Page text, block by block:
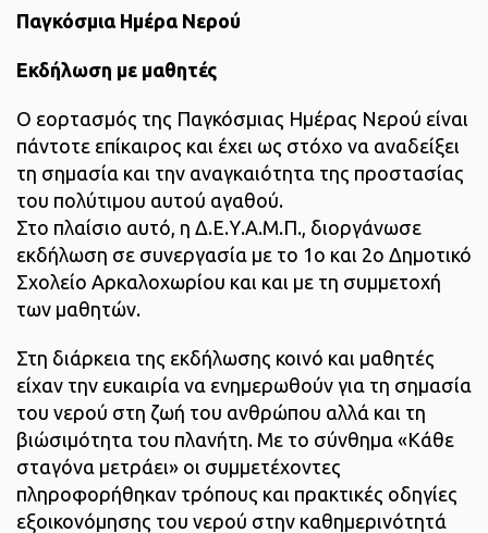
Παγκόσμια Ημέρα Νερού
Εκδήλωση με μαθητές
Ο εορτασμός της Παγκόσμιας Ημέρας Νερού είναι
πάντοτε επίκαιρος και έχει ως στόχο να αναδείξει
τη σημασία και την αναγκαιότητα της προστασίας
του πολύτιμου αυτού αγαθού.
Στo πλαίσιo αυτό, η Δ.Ε.Υ.Α.Μ.Π., διοργάνωσε
εκδήλωση σε συνεργασία με το 1ο και 2ο Δημοτικό
Σχολείο Αρκαλοχωρίου και και με τη συμμετοχή
των μαθητών.
Στη διάρκεια της εκδήλωσης κοινό και μαθητές
είχαν την ευκαιρία να ενημερωθούν για τη σημασία
του νερού στη ζωή του ανθρώπου αλλά και τη
βιώσιμότητα του πλανήτη. Με το σύνθημα «Κάθε
σταγόνα μετράει» οι συμμετέχοντες
πληροφορήθηκαν τρόπους και πρακτικές οδηγίες
εξοικονόμησης του νερού στην καθημερινότητά